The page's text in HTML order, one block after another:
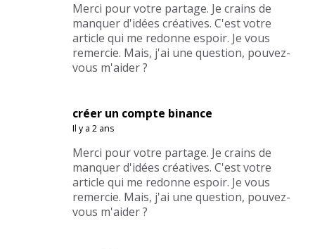
Merci pour votre partage. Je crains de
manquer d'idées créatives. C'est votre
article qui me redonne espoir. Je vous
remercie. Mais, j'ai une question, pouvez-
vous m'aider ?
créer un compte binance
Il y a 2 ans
Merci pour votre partage. Je crains de
manquer d'idées créatives. C'est votre
article qui me redonne espoir. Je vous
remercie. Mais, j'ai une question, pouvez-
vous m'aider ?